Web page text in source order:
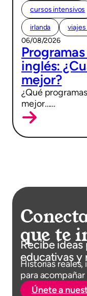
cursos intensivos
irlanda
06/08/2026
inglés:
mejor?
¿Qué
mejor……
que te
Recibe
educativas y
Historias
para
Únete a